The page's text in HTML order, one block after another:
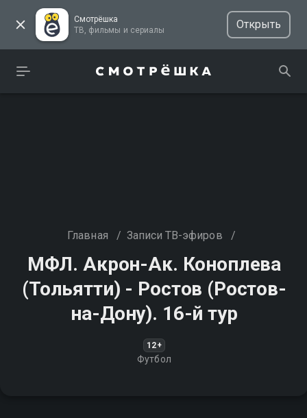
Смотрёшка
ТВ, фильмы и сериалы
Открыть
Главная / Записи ТВ-эфиров /
МФЛ. Акрон-Ак. Коноплева
(Тольятти) - Ростов (Ростов-
на-Дону). 16-й тур
12+
Футбол